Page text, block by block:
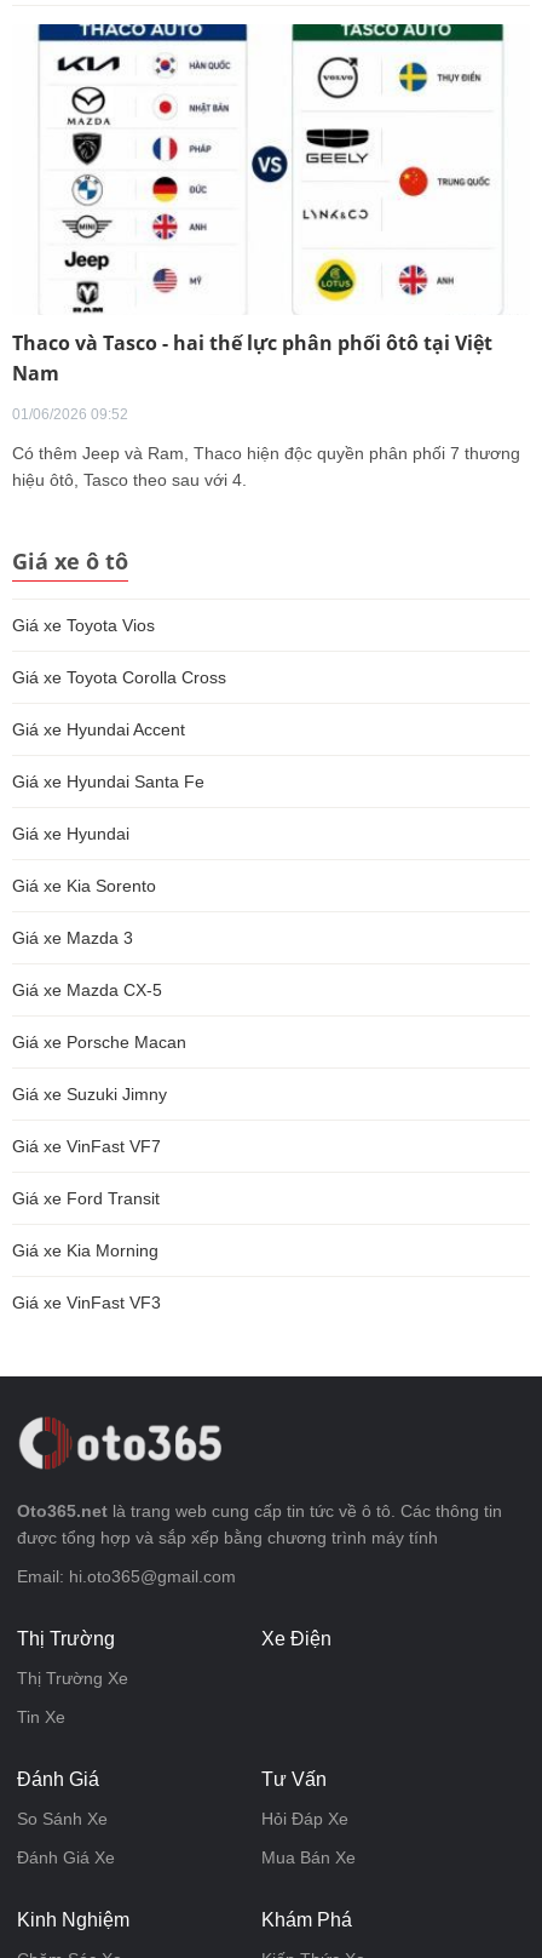
Thaco và Tasco - hai thế lực phân phối ôtô tại Việt
Nam
01/06/2026 09:52
Có thêm Jeep và Ram, Thaco hiện độc quyền phân phối 7 thương
hiệu ôtô, Tasco theo sau với 4.
Giá xe ô tô
Giá xe Toyota Vios
Giá xe Toyota Corolla Cross
Giá xe Hyundai Accent
Giá xe Hyundai Santa Fe
Giá xe Hyundai
Giá xe Kia Sorento
Giá xe Mazda 3
Giá xe Mazda CX-5
Giá xe Porsche Macan
Giá xe Suzuki Jimny
Giá xe VinFast VF7
Giá xe Ford Transit
Giá xe Kia Morning
Giá xe VinFast VF3
Oto365.net là trang web cung cấp tin tức về ô tô. Các thông tin
được tổng hợp và sắp xếp bằng chương trình máy tính
Email: hi.oto365@gmail.com
Thị Trường
Thị Trường Xe
Tin Xe
Xe Điện
Đánh Giá
So Sánh Xe
Đánh Giá Xe
Tư Vấn
Hỏi Đáp Xe
Mua Bán Xe
Kinh Nghiệm Khám Phá